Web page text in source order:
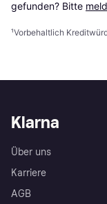
gefunden? Bitte
¹Vorbehaltlich
Klarna
Über uns
Karriere
AGB